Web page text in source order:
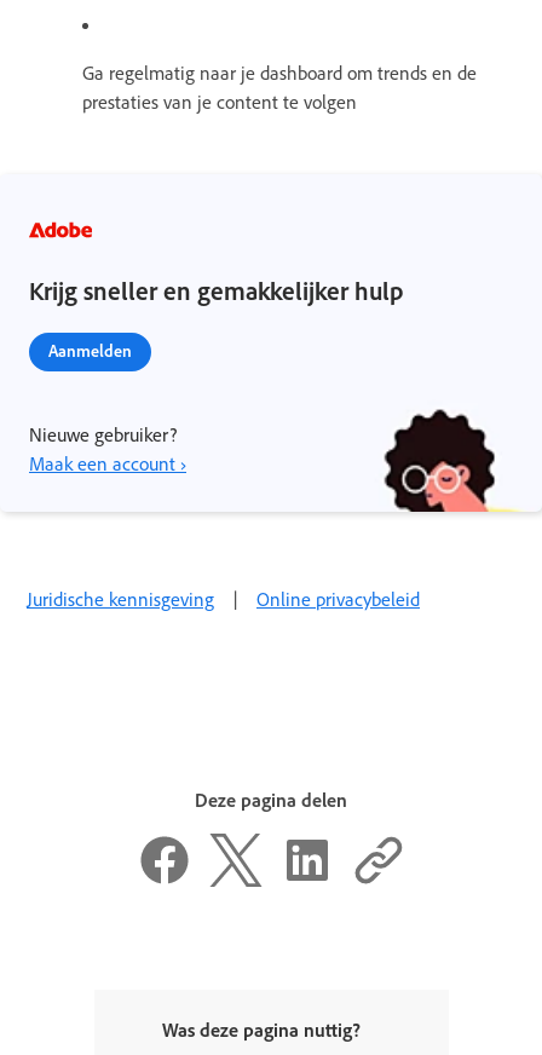
Ga regelmatig naar je dashboard om trends en de
prestaties van je content te volgen
Krijg sneller en gemakkelijker hulp
Aanmelden
Nieuwe gebruiker?
Maak een account ›
Juridische kennisgeving | Online privacybeleid
Deze pagina delen
Was deze pagina nuttig?